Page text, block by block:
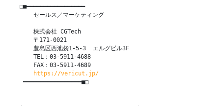
□■━━━━━━━━━━━━━━━━━
    セールス／マーケティング
    株式会社 CGTech
    〒171-0021
    豊島区西池袋1-5-3  エルグビル3F
    TEL：03-5911-4688
    FAX：03-5911-4689
https://vericut.jp/
━━━━━━━━━━━━━━━━━■□